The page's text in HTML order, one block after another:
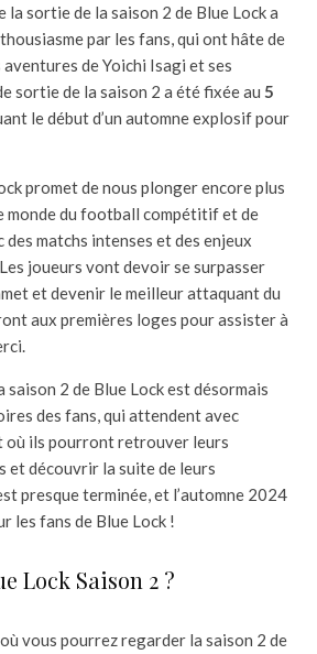
la sortie de la saison 2 de Blue Lock a
par les fans, qui ont hâte de
de Yoichi Isagi et ses
sortie de la saison 2 a été fixée au 5
le début d’un automne explosif pour
promet de nous plonger encore plus
monde du football compétitif et de
matchs intenses et des enjeux
joueurs vont devoir se surpasser
et devenir le meilleur attaquant du
aux premières loges pour assister à
saison 2 de Blue Lock est désormais
des fans, qui attendent avec
où ils pourront retrouver leurs
et découvrir la suite de leurs
presque terminée, et l’automne 2024
les fans de Blue Lock !
Lock Saison 2 ?
vous pourrez regarder la saison 2 de